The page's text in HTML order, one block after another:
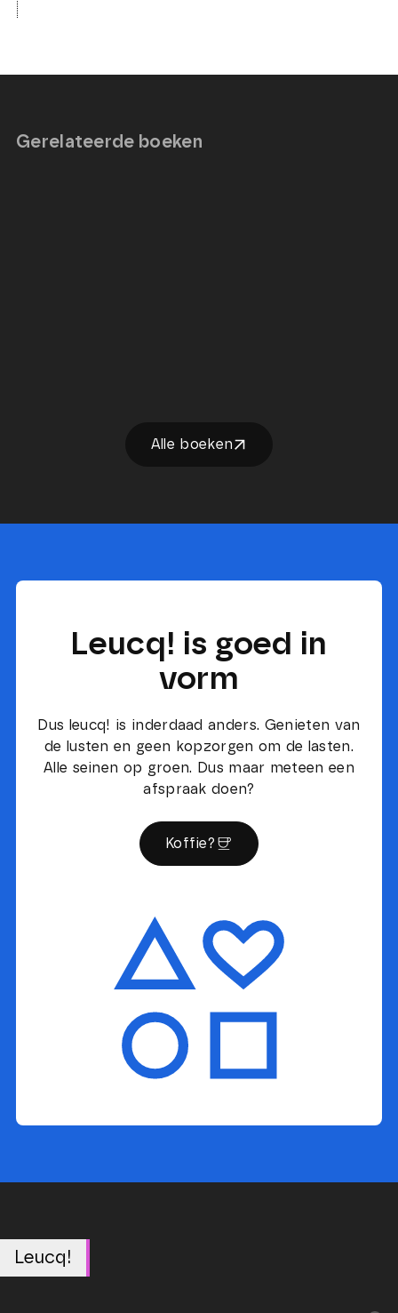
Gerelateerde boeken
Alle boeken
Leucq! is goed in
vorm
Dus leucq! is inderdaad anders. Genieten van
de lusten en geen kopzorgen om de lasten.
Alle seinen op groen. Dus maar meteen een
afspraak doen?
Koffie?
Leucq!